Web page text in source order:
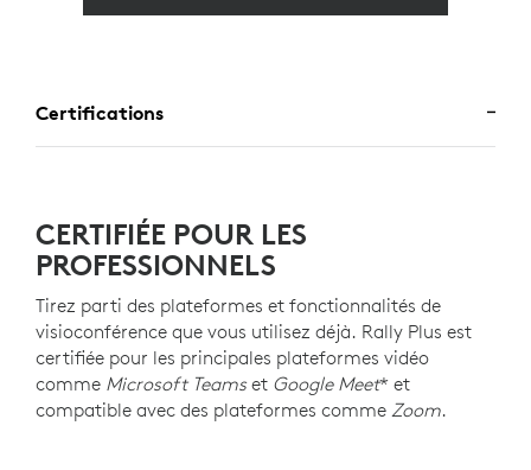
Certifications
CERTIFIÉE POUR LES
PROFESSIONNELS
Tirez parti des plateformes et fonctionnalités de
visioconférence que vous utilisez déjà. Rally Plus est
certifiée pour les principales plateformes vidéo
comme Microsoft Teamset Google Meet* et
compatible avec des plateformes comme Zoom.